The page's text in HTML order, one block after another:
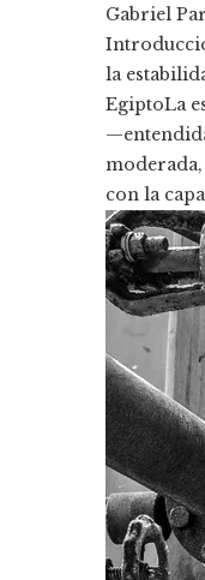
Gabriel
la
EgiptoLa
con la